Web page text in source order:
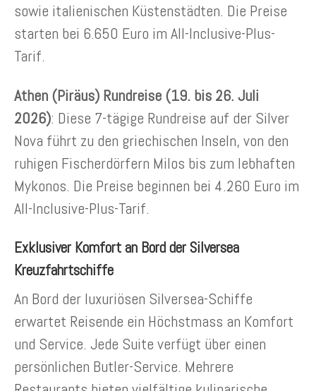
sowie italienischen Küstenstädten. Die Preise
starten bei 6.650 Euro im All-Inclusive-Plus-
Tarif.
Athen (Piräus) Rundreise (19. bis 26. Juli
2026): Diese 7-tägige Rundreise auf der Silver
Nova führt zu den griechischen Inseln, von den
ruhigen Fischerdörfern Milos bis zum lebhaften
Mykonos. Die Preise beginnen bei 4.260 Euro im
All-Inclusive-Plus-Tarif.
Exklusiver Komfort an Bord der Silversea
Kreuzfahrtschiffe
An Bord der luxuriösen Silversea-Schiffe
erwartet Reisende ein Höchstmass an Komfort
und Service. Jede Suite verfügt über einen
persönlichen Butler-Service. Mehrere